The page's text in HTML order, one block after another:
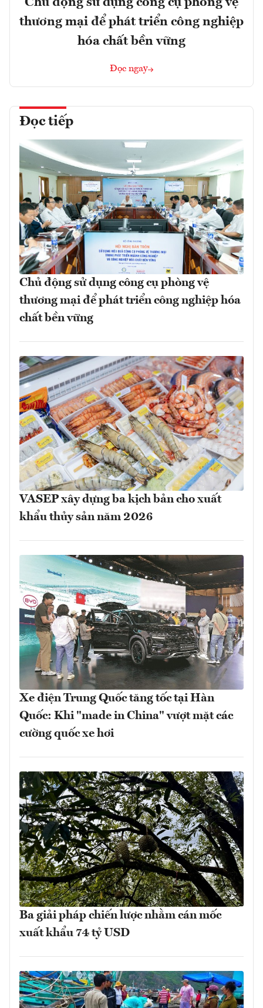
thương mại để phát triển công nghiệp
hóa chất bền vững
Đọc ngay
Đọc tiếp
Chủ động sử dụng công cụ phòng vệ
thương mại để phát triển công nghiệp hóa
chất bền vững
VASEP xây dựng ba kịch bản cho xuất
khẩu thủy sản năm 2026
Xe điện Trung Quốc tăng tốc tại Hàn
Quốc: Khi "made in China" vượt mặt các
cường quốc xe hơi
Ba giải pháp chiến lược nhằm cán mốc
xuất khẩu 74 tỷ USD